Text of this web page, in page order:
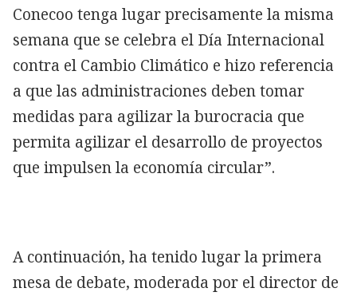
Conecoo tenga lugar precisamente la misma
semana que se celebra el Día Internacional
contra el Cambio Climático e hizo referencia
a que las administraciones deben tomar
medidas para agilizar la burocracia que
permita agilizar el desarrollo de proyectos
que impulsen la economía circular”.
A continuación, ha tenido lugar la primera
mesa de debate, moderada por el director de